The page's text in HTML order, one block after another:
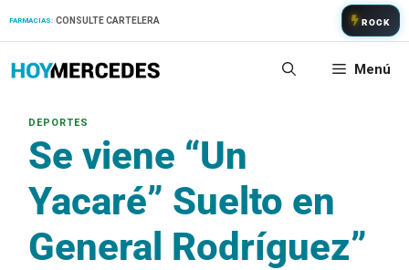
FARMACIAS: CONSULTE CARTELERA ROCK
Menú
Se viene “Un
Yacaré” Suelto en
General Rodríguez”